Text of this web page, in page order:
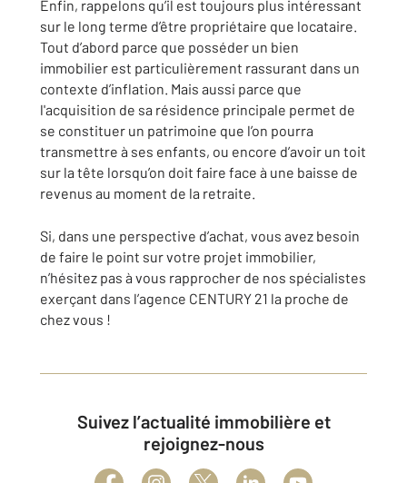
Enfin, rappelons qu’il est toujours plus intéressant
sur le long terme d’être propriétaire que locataire.
Tout d’abord parce que posséder un bien
immobilier est particulièrement rassurant dans un
contexte d’inflation. Mais aussi parce que
l'acquisition de sa résidence principale permet de
se constituer un patrimoine que l’on pourra
transmettre à ses enfants, ou encore d’avoir un toit
sur la tête lorsqu’on doit faire face à une baisse de
revenus au moment de la retraite.
Si, dans une perspective d’achat, vous avez besoin
de faire le point sur votre projet immobilier,
n’hésitez pas à vous rapprocher de nos spécialistes
exerçant dans l’agence CENTURY 21 la proche de
chez vous !
Suivez l’actualité immobilière et
rejoignez-nous